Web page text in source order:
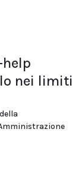
nei limiti